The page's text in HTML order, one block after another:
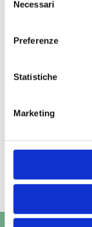
delNecessari
Preferenze
Statistiche
Marketing